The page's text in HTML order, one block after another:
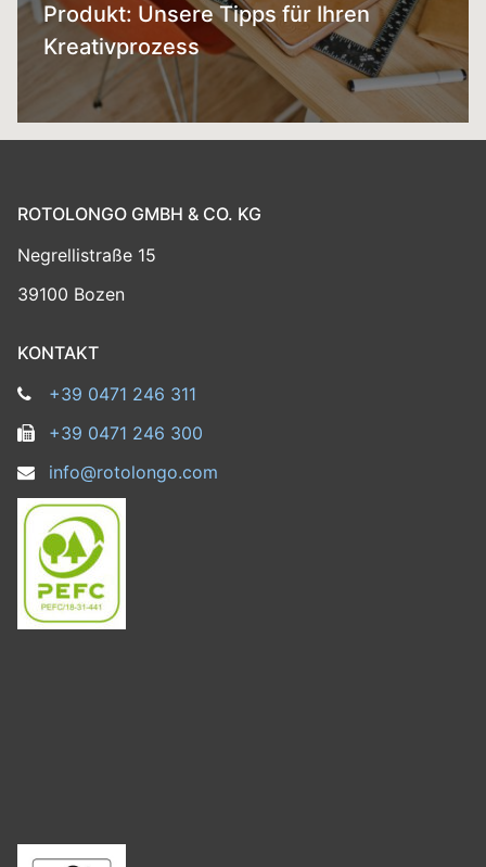
Produkt: Unsere Tipps für Ihren
Kreativprozess
ROTOLONGO GMBH & CO. KG
Negrellistraße 15
39100 Bozen
KONTAKT
+39 0471 246 311
+39 0471 246 300
info@rotolongo.com